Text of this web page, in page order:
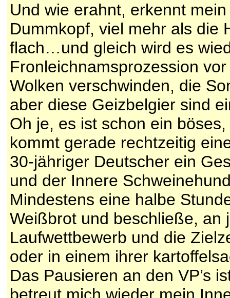
Und wie erahnt, erkennt
Dummkopf, viel mehr als die
flach…und gleich wird es
Fronleichnamsprozession
Wolken verschwinden, die
aber diese Geizbelgier sind
Oh je, es ist schon ein
kommt gerade rechtzeitig
30-jähriger Deutscher ein
und der Innere
Mindestens eine halbe
Weißbrot und beschließe, an
Laufwettbewerb und die
oder in einem ihrer
Das Pausieren an den VP’s